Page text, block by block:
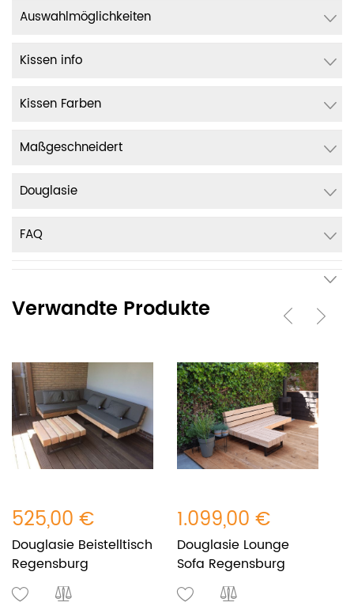
Auswahlmöglichkeiten
Kissen info
Kissen Farben
Maßgeschneidert
Douglasie
FAQ
Verwandte Produkte
525,00 €
Douglasie Beistelltisch
Regensburg
1.099,00 €
Douglasie Lounge
Sofa Regensburg